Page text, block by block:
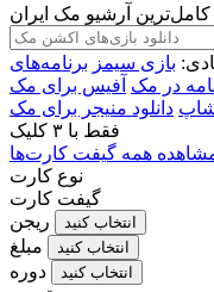
بازی سیمز
در مک آفیس برای مک
دانلود منیجر برای مک
فقط با ۳ کلیک
همه گیفت کارت‌ها
نوع کارت
گیفت کارت
ریجن
انتخاب کنید
مبلغ انتخاب کنید
دوره انتخاب کنید